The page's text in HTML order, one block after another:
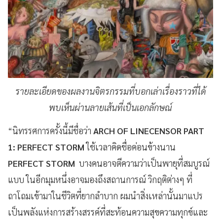
รายละเอียดของผลงานจิตรกรรมที่บอกเล่าเรื่องราวที่ได้
พบเห็นผ่านลายเส้นที่เป็นเอกลักษณ์
“นิทรรศการครั้งนี้มีชื่อว่า ARCH OF LINECENSOR PART
1: PERFECT STORMใช้เวลาคิดชื่อค่อนข้างนาน
PERFECT STORM บางคนอาจตีความว่าเป็นพายุที่สมบูรณ์
แบบ ในอีกมุมหนึ่งอาจมองถึงสถานการณ์ วิกฤติต่างๆ ที่
ถาโถมเข้ามาในชีวิตที่ยากลำบาก ผมนำสิ่งเหล่านั้นมาแปร
เป็นพลังแห่งการสร้างสรรค์ที่สะท้อนความสุขความทุกข์และ